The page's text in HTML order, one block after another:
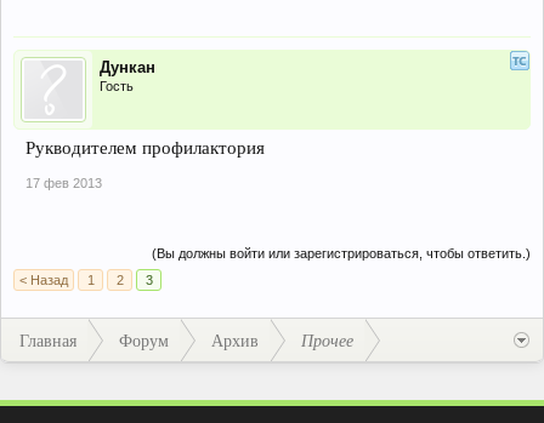
Дункан
Гость
Рукводителем профилактория
17 фев 2013
(Вы должны войти или зарегистрироваться, чтобы ответить.)
< Назад
1 2 3
Главная Форум Архив Прочее